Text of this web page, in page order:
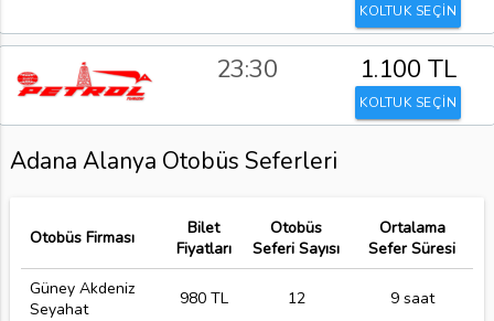
KOLTUK SEÇİN
23:30 1.100 TL
KOLTUK SEÇİN
Adana Alanya Otobüs Seferleri
Otobüs Firması
Bilet
Fiyatları
Otobüs
Seferi Sayısı
Ortalama
Sefer Süresi
Güney Akdeniz
Seyahat
980 TL 12 9 saat